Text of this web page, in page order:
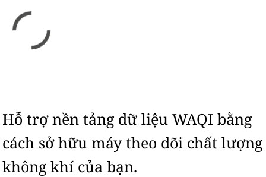
Hỗ trợ nền tảng dữ liệu WAQI bằng
cách sở hữu máy theo dõi chất lượng
không khí của bạn.